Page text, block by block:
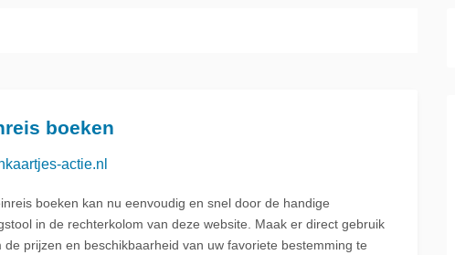
boeken
actie.nl
boeken kan nu eenvoudig en snel door de handige
in de rechterkolom van deze website. Maak er direct gebruik
de prijzen en beschikbaarheid van uw favoriete bestemming te